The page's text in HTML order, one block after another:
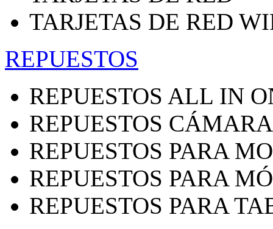
TARJETAS DE RED
REPUESTOS
REPUESTOS ALL IN
REPUESTOS
REPUESTOS PARA
REPUESTOS PARA
REPUESTOS PARA